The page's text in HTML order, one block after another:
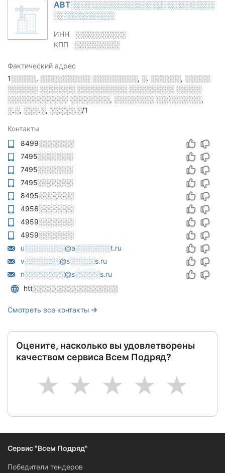
АВТ░░░░░░░░░░░░░░░░░░░░░░░░░░
░░░░░░░░░░░
ИНН
░░░░░░░░░░
КПП
░░░░░░░░░
Фактический адрес
1░░░░░, ░░░░░░░░░░ ░░░░░░░░░, ░. ░░░░░░, ░░░░░
░░░░░░ ░░░░░░░ ░░░░░░░░░░ ░░░░░░░░░ ░░░░░
░░░░░░░░░░░░ ░░░░░░░░, ░░░░░░░░ ░░░░░░░░░,
░.░, ░░░.░, ░░░░░.░/1
Контакты
8499░░░░░░░
7495░░░░░░░
7495░░░░░░░
7495░░░░░░░
8495░░░░░░░
4956░░░░░░░
4959░░░░░░░
4959░░░░░░░
u░░░░░░░░@a░░░░░░░t.ru
v░░░░░░░@s░░░░░s.ru
n░░░░░░░░@s░░░░░s.ru
htt░░░░░░░░░░░░░░░░░
Смотреть все контакты
Оцените, насколько вы удовлетворены
качеством сервиса Всем Подряд?
5
4
3
2
1
Сервис "Всем Подряд"
Победители тендеров